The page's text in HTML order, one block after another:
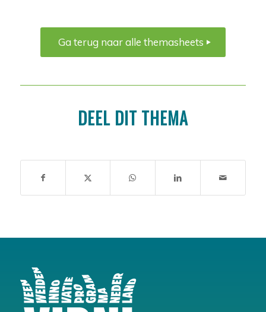
Ga terug naar alle themasheets
DEEL DIT THEMA